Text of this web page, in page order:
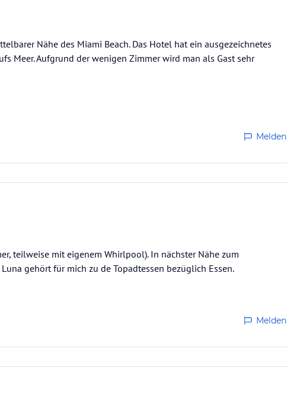
Nähe des Miami Beach. Das Hotel hat ein ausgezeichnetes
Meer. Aufgrund der wenigen Zimmer wird man als Gast sehr
Melden
teilweise mit eigenem Whirlpool). In nächster Nähe zum
gehört für mich zu de Topadtessen bezüglich Essen.
Melden